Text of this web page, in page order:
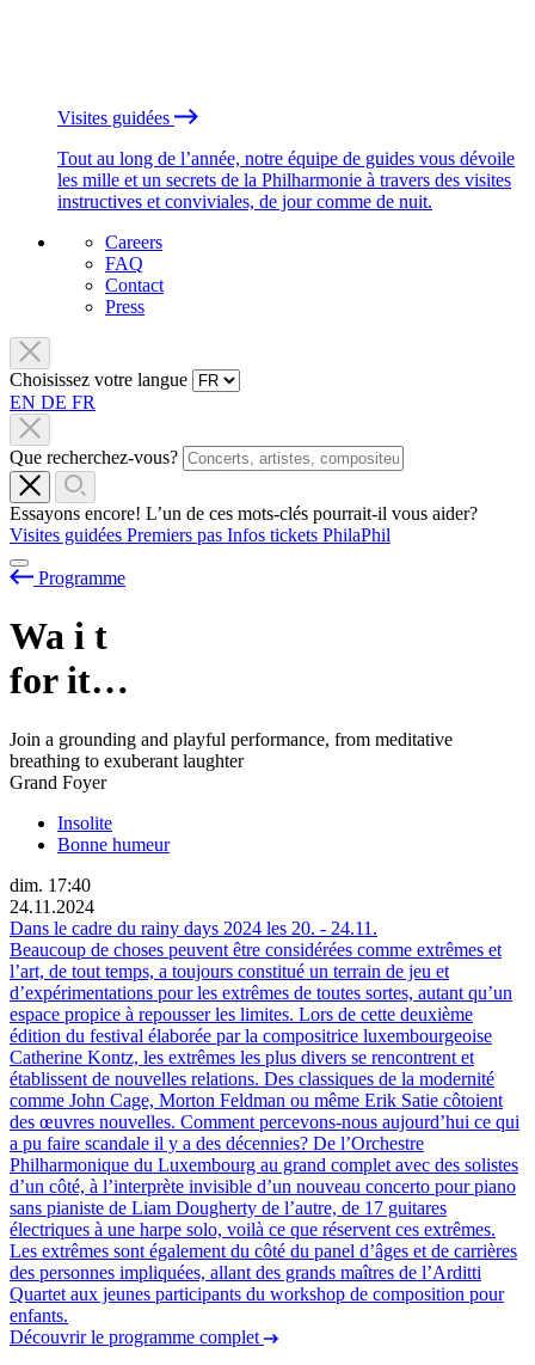
Visites guidées
Tout au long de l’année, notre équipe de guides vous dévoile
les mille et un secrets de la Philharmonie à travers des visites
instructives et conviviales, de jour comme de nuit.
Careers
FAQ
Contact
Press
Choisissez votre langue
EN DE FR
Que recherchez-vous?
Essayons encore! L’un de ces mots-clés pourrait-il vous aider?
Visites guidées Premiers pas Infos tickets PhilaPhil
Programme
Wa i t
for it…
Join a grounding and playful performance, from meditative
breathing to exuberant laughter
Grand Foyer
Insolite
Bonne humeur
dim. 17:40
24.11.2024
Dans le cadre du rainy days 2024 les 20. - 24.11.
Beaucoup de choses peuvent être considérées comme extrêmes et
l’art, de tout temps, a toujours constitué un terrain de jeu et
d’expérimentations pour les extrêmes de toutes sortes, autant qu’un
espace propice à repousser les limites. Lors de cette deuxième
édition du festival élaborée par la compositrice luxembourgeoise
Catherine Kontz, les extrêmes les plus divers se rencontrent et
établissent de nouvelles relations. Des classiques de la modernité
comme John Cage, Morton Feldman ou même Erik Satie côtoient
des œuvres nouvelles. Comment percevons-nous aujourd’hui ce qui
a pu faire scandale il y a des décennies? De l’Orchestre
Philharmonique du Luxembourg au grand complet avec des solistes
d’un côté, à l’interprète invisible d’un nouveau concerto pour piano
sans pianiste de Liam Dougherty de l’autre, de 17 guitares
électriques à une harpe solo, voilà ce que réservent ces extrêmes.
Les extrêmes sont également du côté du panel d’âges et de carrières
des personnes impliquées, allant des grands maîtres de l’Arditti
Quartet aux jeunes participants du workshop de composition pour
enfants.
Découvrir le programme complet